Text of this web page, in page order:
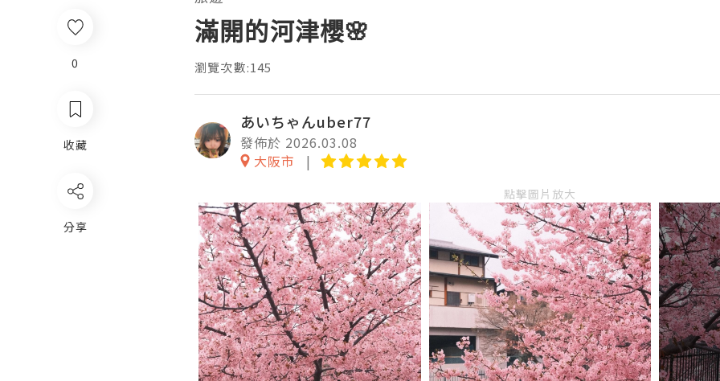
滿開的河津櫻🌸
瀏覽次數:145
あいちゃんuber77
發佈於 2026.03.08
大阪市
點擊圖片放大
0
收藏
分享